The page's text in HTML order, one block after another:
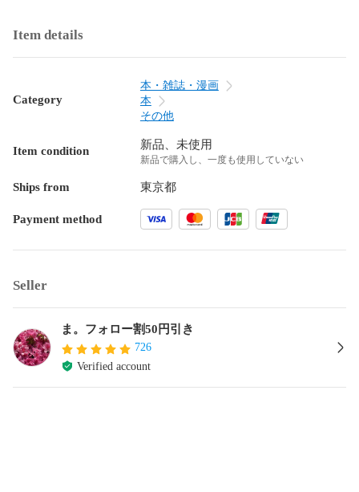
Item details
Category
本・雑誌・漫画
本
その他
Item condition 新品、未使用
新品で購入し、一度も使用していない
Ships from 東京都
Payment method
Seller
ま。フォロー割50円引き
726
Verified account